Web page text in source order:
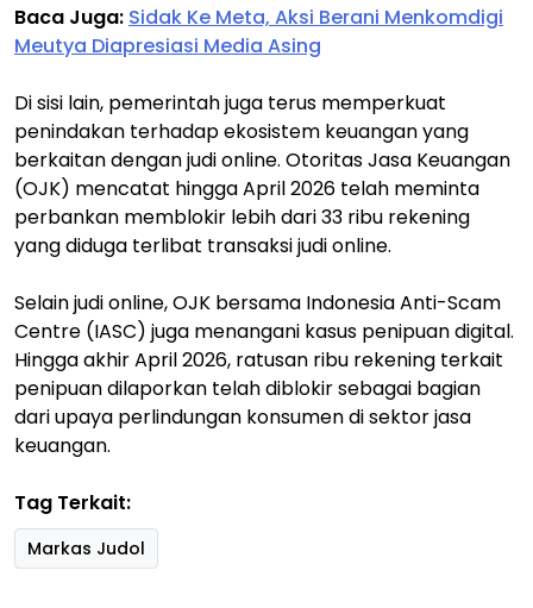
Baca Juga: Sidak Ke Meta, Aksi Berani Menkomdigi
Meutya Diapresiasi Media Asing
Di sisi lain, pemerintah juga terus memperkuat
penindakan terhadap ekosistem keuangan yang
berkaitan dengan judi online. Otoritas Jasa Keuangan
(OJK) mencatat hingga April 2026 telah meminta
perbankan memblokir lebih dari 33 ribu rekening
yang diduga terlibat transaksi judi online.
Selain judi online, OJK bersama Indonesia Anti-Scam
Centre (IASC) juga menangani kasus penipuan digital.
Hingga akhir April 2026, ratusan ribu rekening terkait
penipuan dilaporkan telah diblokir sebagai bagian
dari upaya perlindungan konsumen di sektor jasa
keuangan.
Tag Terkait:
Markas Judol